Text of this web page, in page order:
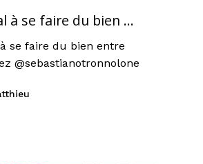
à se faire du bien …
se faire du bien entre
@sebastianotronnolone